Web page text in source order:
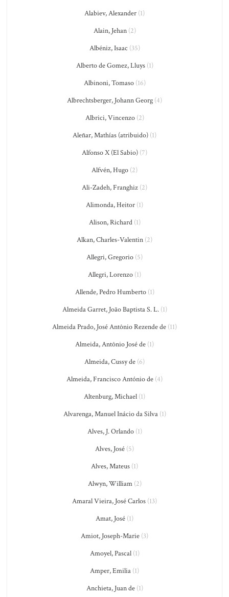
Alabiev, Alexander (1)
Alain, Jehan(2)
Albéniz, Isaac (35)
Alberto de Gomez, Lluys(1)
Albinoni, Tomaso(16)
Albrechtsberger, Johann Georg (4)
Albrici, Vincenzo(2)
Aleñar, Mathías (atribuido) (1)
Alfonso X (El Sabio) (7)
Alfvén, Hugo (2)
Ali-Zadeh, Franghiz (2)
Alimonda, Heitor (1)
Alison, Richard(1)
Alkan, Charles-Valentin (2)
Allegri, Gregorio (5)
Allegri, Lorenzo (1)
Allende, Pedro Humberto(1)
Almeida Garret, João Baptista S. L.(1)
Almeida Prado, José Antônio Rezende de (11)
Almeida, Antônio José de (1)
Almeida, Cussy de (6)
Almeida, Francisco António de (4)
Altenburg, Michael (1)
Alvarenga, Manuel Inácio da Silva(1)
Alves, J. Orlando(1)
Alves, José (5)
Alves, Mateus (1)
Alwyn, William(2)
Amaral Vieira, José Carlos (13)
Amat, José (1)
Amiot, Joseph-Marie (3)
Amoyel, Pascal(1)
Amper, Emilia (1)
Anchieta, Juan de(1)